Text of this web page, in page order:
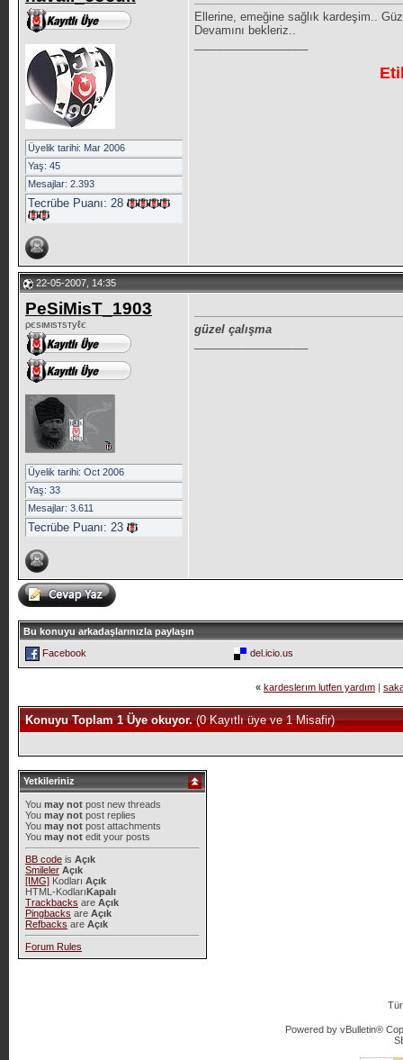
Üyelik tarihi: Mar 2006
Yaş: 45
Mesajlar: 2.393
Tecrübe Puanı: 28
Ellerine, emeğine sağlık kardeşim..
Devamını bekleriz..
22-05-2007, 14:35
PeSiMisT_1903
ρєѕιмιѕтѕтуℓє
Üyelik tarihi: Oct 2006
Yaş: 33
Mesajlar: 3.611
Tecrübe Puanı: 23
güzel çalışma
Bu konuyu arkadaşlarınızla paylaşın
Facebook
del.icio.us
« kardeslerım lutfen yardım|
Konuyu Toplam 1 Üye okuyor.(0 Kayıtlı üye ve 1 Misafir)
Yetkileriniz
You may notpost new threads
You may notpost replies
You may notpost attachments
You may notedit your posts
BB codeis Açık
Smileler Açık
[IMG]Kodları Açık
HTML-KodlarıKapalı
Trackbacks are Açık
Pingbacks are Açık
Refbacks are Açık
Forum Rules
Powered by vBulletin®